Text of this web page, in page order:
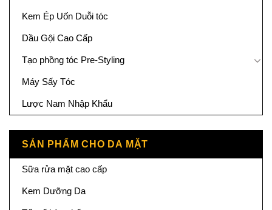
Kem Ép Uốn Duỗi tóc
Dầu Gội Cao Cấp
Tạo phồng tóc Pre-Styling
Máy Sấy Tóc
Lược Nam Nhập Khẩu
SẢN PHẨM CHO DA MẶT
Sữa rửa mặt cao cấp
Kem Dưỡng Da